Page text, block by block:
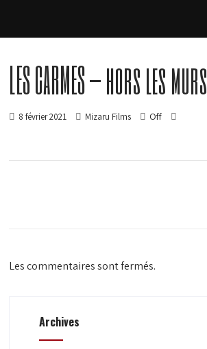
LES CARMES – hors les murs
8 février 2021 Mizaru Films Off
Les commentaires sont fermés.
Archives